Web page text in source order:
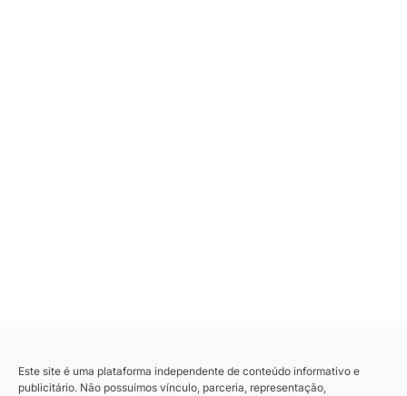
Este site é uma plataforma independente de conteúdo informativo e
publicitário. Não possuímos vínculo, parceria, representação,